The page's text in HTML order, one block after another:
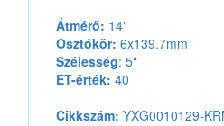
Átmérő: 14"
Osztókör: 6x139.7mm
Szélesség: 5"
ET-érték: 40
Cikkszám: YXG0010129-